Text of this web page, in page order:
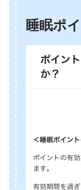
睡眠ポ